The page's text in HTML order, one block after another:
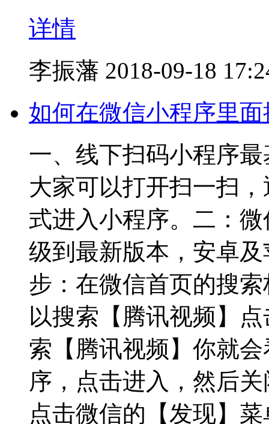
详情
李振藩 2018-09-18
如何在微信小程序里
一、线下扫码小程序
大家可以打开扫一扫
式进入小程序。二：
级到最新版本，安卓
步：在微信首页的搜
以搜索【腾讯视频】
索【腾讯视频】你就
序，点击进入，然后
点击微信的【发现】